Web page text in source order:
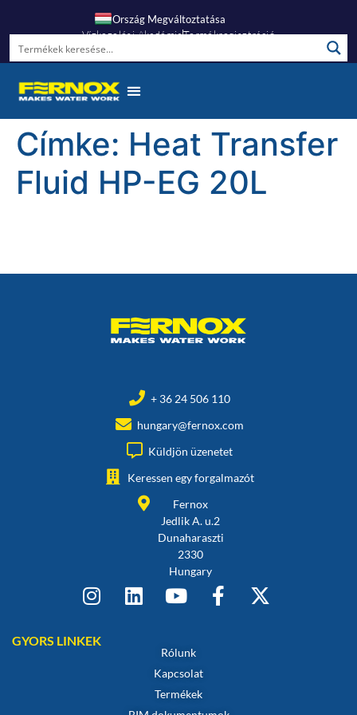
Ország Megváltoztatása
Vízkezelési AkadémiaTermékregisztráció
Címke: Heat Transfer
Fluid HP-EG 20L
+ 36 24 506 110
hungary@fernox.com
Küldjön üzenetet
Keressen egy forgalmazót
Fernox
Jedlik A. u.2
Dunaharaszti
2330
Hungary
GYORS LINKEK
Rólunk
Kapcsolat
Termékek